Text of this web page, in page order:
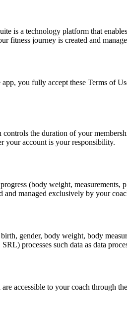
a technology platform that
fitness journey is created and
you fully accept these Terms of
the duration of your
your account is your responsibility.
(body weight, measurements,
managed exclusively by your
gender, body weight, body
processes such data as data
accessible to your coach through